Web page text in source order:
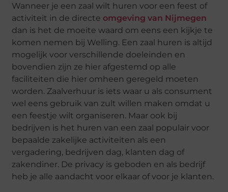
Wanneer je een zaal wilt huren voor een feest of
activiteit in de directe omgeving van Nijmegen
dan is het de moeite waard om eens een kijkje te
komen nemen bij Welling. Een zaal huren is altijd
mogelijk voor verschillende doeleinden en
bovendien zijn ze hier afgestemd op alle
faciliteiten die hier omheen geregeld moeten
worden. Zaalverhuur is iets waar u als consument
wel eens gebruik van zult willen maken omdat u
een feestje wilt organiseren. Maar ook bij
bedrijven is het huren van een zaal populair voor
bepaalde zakelijke activiteiten als een
vergadering, bedrijven dag, klanten dag of
zakendiner. De privacy is geboden en als bedrijf
heb je alle aandacht voor elkaar of voor je klanten.